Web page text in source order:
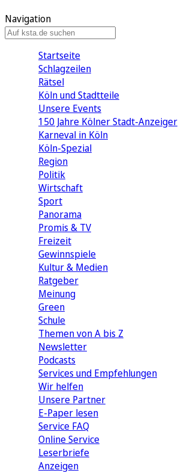
Navigation
Startseite
Schlagzeilen
Rätsel
Köln und Stadtteile
Unsere Events
150 Jahre Kölner Stadt-Anzeiger
Karneval in Köln
Köln-Spezial
Region
Politik
Wirtschaft
Sport
Panorama
Promis & TV
Freizeit
Gewinnspiele
Kultur & Medien
Ratgeber
Meinung
Green
Schule
Themen von A bis Z
Newsletter
Podcasts
Services und Empfehlungen
Wir helfen
Unsere Partner
E-Paper lesen
Service FAQ
Online Service
Leserbriefe
Anzeigen